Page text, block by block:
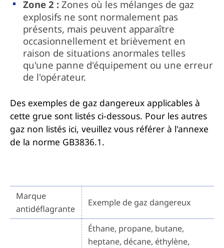
Zone 2 :Zones où les mélanges de gaz
explosifs ne sont normalement pas
présents, mais peuvent apparaître
occasionnellement et brièvement en
raison de situations anormales telles
qu'une panne d'équipement ou une erreur
de l'opérateur.
Des exemples de gaz dangereux applicables à
cette grue sont listés ci-dessous. Pour les autres
gaz non listés ici, veuillez vous référer à l'annexe
de la norme GB3836.1.
Marque
antidéflagrante
Exemple de gaz dangereux
Éthane, propane, butane,
heptane, décane, éthylène,